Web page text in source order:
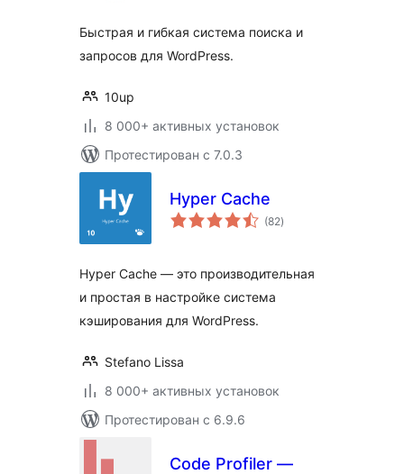
Быстрая и гибкая система поиска и
запросов для WordPress.
10up
8 000+ активных установок
Протестирован с 7.0.3
Hyper Cache
(82общий
рейтинг
)
Hyper Cache — это производительная
и простая в настройке система
кэширования для WordPress.
Stefano Lissa
8 000+ активных установок
Протестирован с 6.9.6
Code Profiler —